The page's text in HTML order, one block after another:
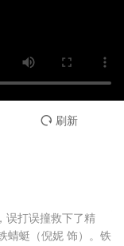
 刷新
误打误撞救下了精
蜻蜓（倪妮 饰）。铁